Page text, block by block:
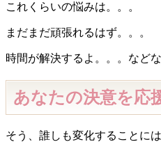
これくらいの悩みは。。。
まだまだ頑張れるはず。。。
時間が解決するよ。。。などな
あなたの決意を応
そう、誰しも変化することに